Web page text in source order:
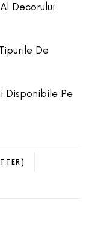
Decorului
De
Disponibile Pe